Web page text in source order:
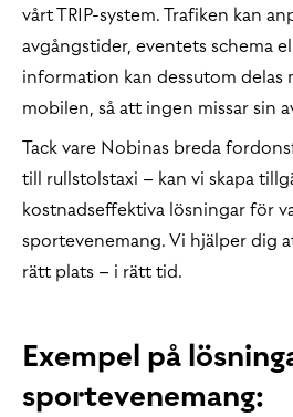
vårt TRIP-system. Trafiken kan
avgångstider, eventets schema
information kan dessutom delas
mobilen, så att ingen missar sin
Tack vare Nobinas breda
till rullstolstaxi – kan vi skapa
kostnadseffektiva lösningar för
sportevenemang. Vi hjälper dig
rätt plats – i rätt tid.
Exempel på
sportevenemang: